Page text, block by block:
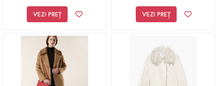
VEZI PREȚ VEZI PREȚ